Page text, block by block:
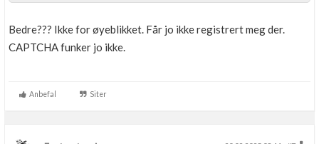
Bedre??? Ikke for øyeblikket. Får jo ikke registrert meg der.
CAPTCHA funker jo ikke.
Anbefal Siter